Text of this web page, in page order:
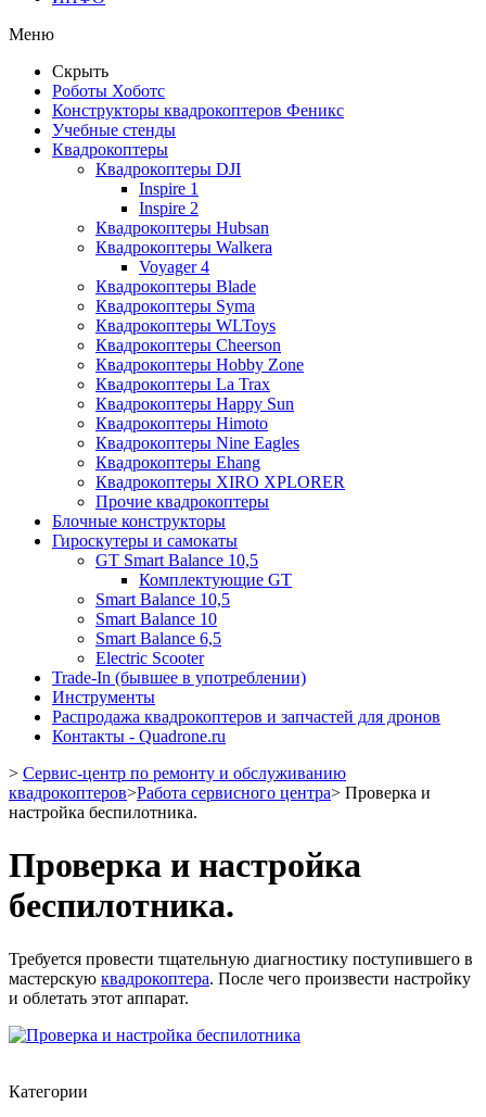
Меню
Скрыть
Роботы Хоботс
Конструкторы квадрокоптеров Феникс
Учебные стенды
Квадрокоптеры
Квадрокоптеры DJI
Inspire 1
Inspire 2
Квадрокоптеры Hubsan
Квадрокоптеры Walkera
Voyager 4
Квадрокоптеры Blade
Квадрокоптеры Syma
Квадрокоптеры WLToys
Квадрокоптеры Cheerson
Квадрокоптеры Hobby Zone
Квадрокоптеры La Trax
Квадрокоптеры Happy Sun
Квадрокоптеры Himoto
Квадрокоптеры Nine Eagles
Квадрокоптеры Ehang
Квадрокоптеры XIRO XPLORER
Прочие квадрокоптеры
Блочные конструкторы
Гироскутеры и самокаты
GT Smart Balance 10,5
Комплектующие GT
Smart Balance 10,5
Smart Balance 10
Smart Balance 6,5
Electric Scooter
Trade-In (бывшее в употреблении)
Инструменты
Распродажа квадрокоптеров и запчастей для дронов
Контакты - Quadrone.ru
> Сервис-центр по ремонту и обслуживанию
квадрокоптеров>Работа сервисного центра> Проверка и
настройка беспилотника.
Проверка и настройка
беспилотника.
Требуется провести тщательную диагностику поступившего в
мастерскую квадрокоптера. После чего произвести настройку
и облетать этот аппарат.
Категории